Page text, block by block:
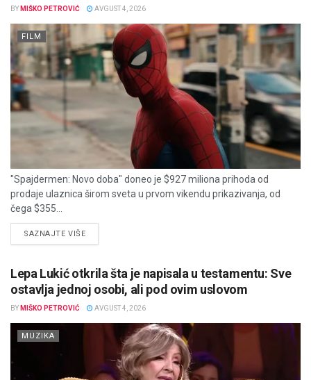
BY MIŠKO PETROVIĆ AVGUST 4, 2026
FILM
"Spajdermen: Novo doba" doneo je $927 miliona prihoda od
prodaje ulaznica širom sveta u prvom vikendu prikazivanja, od
čega $355...
SAZNAJTE VIŠEDETAILS
Lepa Lukić otkrila šta je napisala u testamentu: Sve
ostavlja jednoj osobi, ali pod ovim uslovom
BY MIŠKO PETROVIĆ AVGUST 4, 2026
MUZIKA